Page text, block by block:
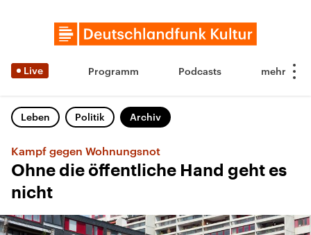
Live Programm Podcasts
Leben Politik Archiv
Kampf gegen Wohnungsnot
Ohne die öffentliche Hand geht es
nicht